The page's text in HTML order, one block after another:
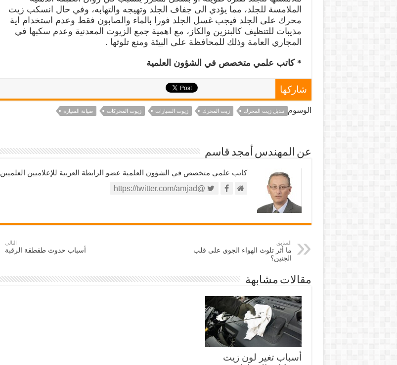
الملامسة للجلد، مما يؤدي الى جفاف الجلد وتهيجه والتهابه، وفي حال انسكب زيت
محرك على الجلد فيجب غسل الجلد فورا بالماء والصابون فقط وعدم استخدام اية
مذيبات للتنظيف كالبنزين والكاز، مع اهمية جمع الزيوت المعدنية وعدم سكبها في
المجاري العامة وذلك للمحافظة على البيئة ومنع تلوثها .
* كاتب علمي متخصص في الشؤون العلمية
شاركها
الوسوم تبديل زيت المحرك زيت المحرك زيوت السيارات زيوت المحركات صيانة السيارة
عن المهندس أمجد قاسم
كاتب علمي متخصص في الشؤون العلمية عضو الرابطة العربية للإعلاميين العلميين
@https://twitter.com/amjad
السابق
ما أثر تلوث الهواء الجوي على قلب
الجنين؟
التالي
أسباب حدوث طقطقة الرقبة
مقالات مشابهة
أسباب تغير لون زيت